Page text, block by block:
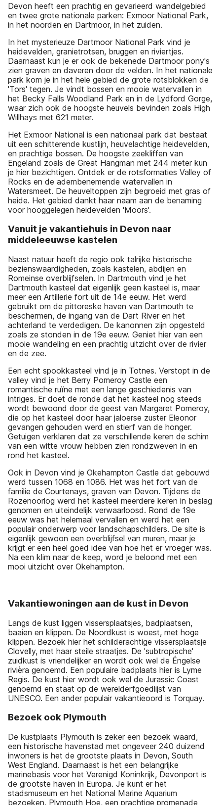
Devon heeft een prachtig en gevarieerd wandelgebied
en twee grote nationale parken: Exmoor National Park,
in het noorden en Dartmoor, in het zuiden.
In het mysterieuze Dartmoor National Park vind je
heidevelden, granietrotsen, bruggen en riviertjes.
Daarnaast kun je er ook de bekenede Dartmoor pony's
zien graven en daveren door de velden. In het nationale
park kom je in het hele gebied de grote rotsblokken de
'Tors' tegen. Je vindt bossen en mooie watervallen in
het Becky Falls Woodland Park en in de Lydford Gorge,
waar zich ook de hoogste heuvels bevinden zoals High
Willhays met 621 meter.
Het Exmoor National is een nationaal park dat bestaat
uit een schitterende kustlijn, heuvelachtige heidevelden,
en prachtige bossen. De hoogste zeekliffen van
Engeland zoals de Great Hangman met 244 meter kun
je hier bezichtigen. Ontdek er de rotsformaties Valley of
Rocks en de adembenemende watervallen in
Watersmeet. De heuveltoppen zijn begroeid met gras of
heide. Het gebied dankt haar naam aan de benaming
voor hooggelegen heidevelden 'Moors'.
Vanuit je vakantiehuis in Devon naar
middeleeuwse kastelen
Naast natuur heeft de regio ook talrijke historische
bezienswaardigheden, zoals kastelen, abdijen en
Romeinse overblijfselen. In Dartmouth vind je het
Dartmouth kasteel dat eigenlijk geen kasteel is, maar
meer een Artillerie fort uit de 14e eeuw. Het werd
gebruikt om de pittoreske haven van Dartmouth te
beschermen, de ingang van de Dart River en het
achterland te verdedigen. De kanonnen zijn opgesteld
zoals ze stonden in de 19e eeuw. Geniet hier van een
mooie wandeling en een prachtig uitzicht over de rivier
en de zee.
Een echt spookkasteel vind je in Totnes. Verstopt in de
valley vind je het Berry Pomeroy Castle een
romantische ruïne met een lange geschiedenis van
intriges. Er doet de ronde dat het kasteel nog steeds
wordt bewoond door de geest van Margaret Pomeroy,
die op het kasteel door haar jaloerse zuster Eleonor
gevangen gehouden werd en stierf van de honger.
Getuigen verklaren dat ze verschillende keren de schim
van een witte vrouw hebben zien rondzweven in en
rond het kasteel.
Ook in Devon vind je Okehampton Castle dat gebouwd
werd tussen 1068 en 1086. Het was het fort van de
familie de Courtenays, graven van Devon. Tijdens de
Rozenoorlog werd het kasteel meerdere keren in beslag
genomen en uiteindelijk verwaarloosd. Rond de 19e
eeuw was het helemaal vervallen en werd het een
populair onderwerp voor landschapschilders. De site is
eigenlijk gewoon een overblijfsel van muren, maar je
krijgt er een heel goed idee van hoe het er vroeger was.
Na een klim naar de keep, word je beloond met een
mooi uitzicht over Okehampton.
Vakantiewoningen aan de kust in Devon
Langs de kust liggen vissersplaatsjes, badplaatsen,
baaien en klippen. De Noordkust is woest, met hoge
klippen. Bezoek hier het schilderachtige vissersplaatsje
Clovelly, met haar steile straatjes. De 'subtropische'
zuidkust is vriendelijker en wordt ook wel de Éngelse
rivièra genoemd. Een populaire badplaats hier is Lyme
Regis. De kust hier wordt ook wel de Jurassic Coast
genoemd en staat op de werelderfgoedlijst van
UNESCO. Een ander populair vakantieoord is Torquay.
Bezoek ook Plymouth
De kustplaats Plymouth is zeker een bezoek waard,
een historische havenstad met ongeveer 240 duizend
inwoners is het de grootste plaats in Devon, South
West England. Daarnaast is het een belangrijke
marinebasis voor het Verenigd Koninkrijk, Devonport is
de grootste haven in Europa. Je kunt er het
stadsmuseum en het National Marine Aquarium
bezoeken. Plymouth Hoe, een prachtige promenade